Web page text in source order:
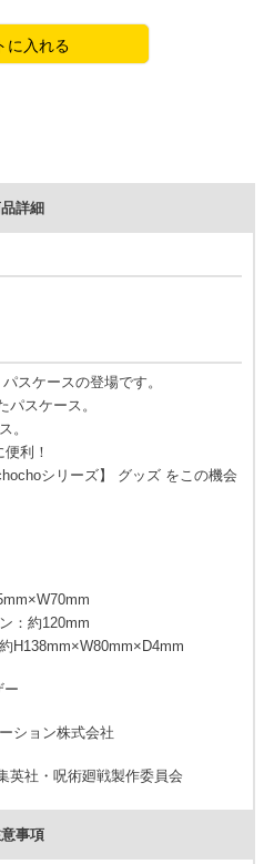
に入れる
詳細
スケースの登場です。
スケース。
。
利！
シリーズ】 グッズ をこの機会
：約120mm
H138mm×W80mm×D4mm
ー
ション株式会社
英社・呪術廻戦製作委員会
事項